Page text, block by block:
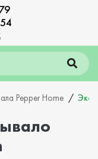
Pepper Home